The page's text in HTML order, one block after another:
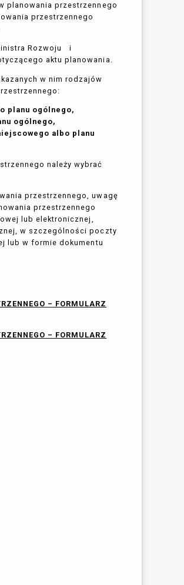
planowania przestrzennego
przestrzennego
Rozwoju i
aktu planowania.
w nim rodzajów
planu ogólnego,
ogólnego,
albo planu
należy wybrać
przestrzennego, uwagę
przestrzennego
lub elektronicznej,
w szczególności poczty
lub w formie dokumentu
– FORMULARZ
– FORMULARZ